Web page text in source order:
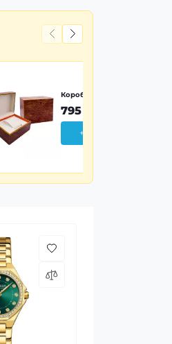
Коробочка дерево Wood
795 грн
+ Додати